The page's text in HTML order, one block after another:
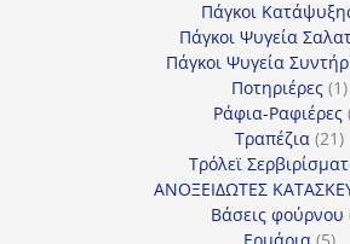
Πάγκοι
Πάγκοι Ψυγεία
Πάγκοι Ψυγεία
Ποτηριέρες 11
Ράφια-Ραφιέρες
Τραπέζια 2121
Τρόλεϊ
ΑΝΟΞΕΙΔΩΤΕΣ
Βάσεις φούρνου
5